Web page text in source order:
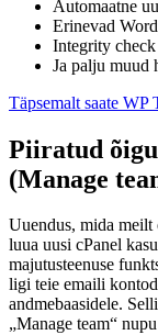
Automaatne
Erinevad
Integrity
Ja palju muud
Täpsemalt saate
Piiratud
(Manage
Uuendus, mida
luua uusi cPanel
majutusteenuse
ligi teie emaili
andmebaasidele.
„Manage team“